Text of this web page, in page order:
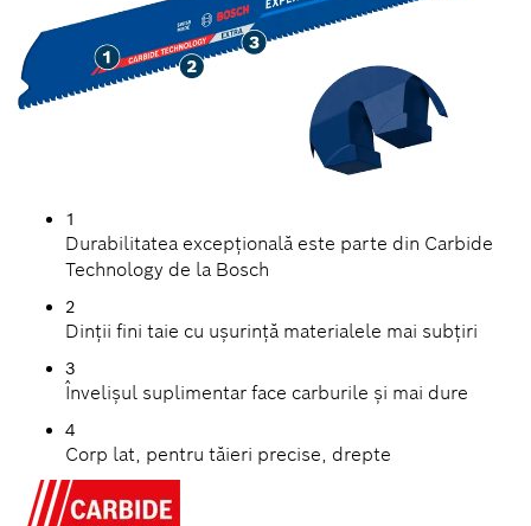
1
Durabilitatea excepțională este parte din Carbide
Technology de la Bosch
2
Dinții fini taie cu ușurință materialele mai subțiri
3
Învelișul suplimentar face carburile și mai dure
4
Corp lat, pentru tăieri precise, drepte